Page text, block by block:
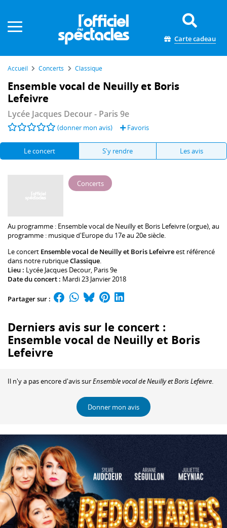
Carte cadeau
Accueil Concerts Classique
Ensemble vocal de Neuilly et Boris
Lefeivre
Lycée Jacques Decour- Paris 9e
(donner mon avis) Favoris
Le concert S'y rendre Les avis
Concerts
Au programme : Ensemble vocal de Neuillyet Boris Lefeivre(orgue), au
programme : musique d'Europe du 17e au 20e siècle.
Le concert Ensemble vocal de Neuilly et Boris Lefeivreest référencé
dans notre rubriqueClassique.
Lieu : Lycée Jacques Decour, Paris 9e
Date du concert : Mardi 23 Janvier 2018
Partager sur :
Derniers avis sur le concert :
Ensemble vocal de Neuilly et Boris
Lefeivre
Il n'y a pas encore d'avis surEnsemble vocal de Neuilly et Boris Lefeivre.
Donner mon avis